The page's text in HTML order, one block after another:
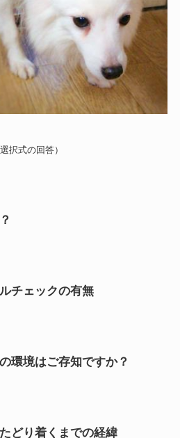
選択式の回答）
チェックの有無
環境はご存知ですか？
どり着くまでの経緯